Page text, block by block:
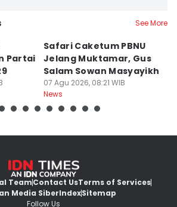
See More
Partai
Safari Caketum PBNU
Jelang Muktamar, Gus
Salam Sowan Masyayikh
07 Agu 2026, 08:21 WIB
News
TeamContact UsTerms of Services
Media SiberIndexSitemap
Follow Us